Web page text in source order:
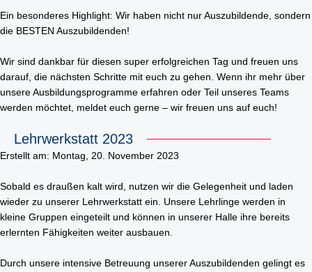
Raumwerk Architekten
Göbel Dachhandwerk GmbH
Göbel Poolwerk GmbH
SauberWERK GmbH
Steinmetz- und Bildhauerarbeiten
Estrich und Bodenarbeiten
Ein besonderes Highlight: Wir haben nicht nur Auszubildende, sondern
die BESTEN Auszubildenden!
Wir sind dankbar für diesen super erfolgreichen Tag und freuen uns
darauf, die nächsten Schritte mit euch zu gehen. Wenn ihr mehr über
unsere Ausbildungsprogramme erfahren oder Teil unseres Teams
werden möchtet, meldet euch gerne – wir freuen uns auf euch!
Lehrwerkstatt 2023
Erstellt am: Montag, 20. November 2023
Sobald es draußen kalt wird, nutzen wir die Gelegenheit und laden
wieder zu unserer Lehrwerkstatt ein. Unsere Lehrlinge werden in
kleine Gruppen eingeteilt und können in unserer Halle ihre bereits
erlernten Fähigkeiten weiter ausbauen.
Durch unsere intensive Betreuung unserer Auszubildenden gelingt es